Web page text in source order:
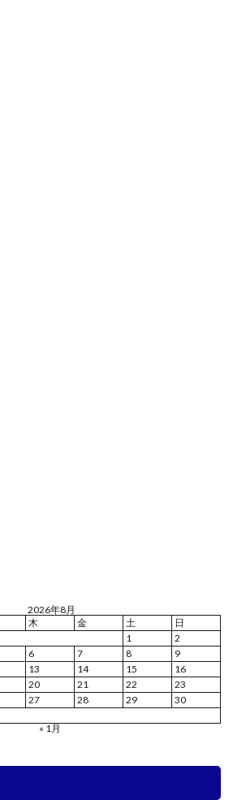
2026年8月
木 金 土
日
1
2
6 7 8
9
13 14 15
16
20 21 22
23
27 28 29
30
« 1月